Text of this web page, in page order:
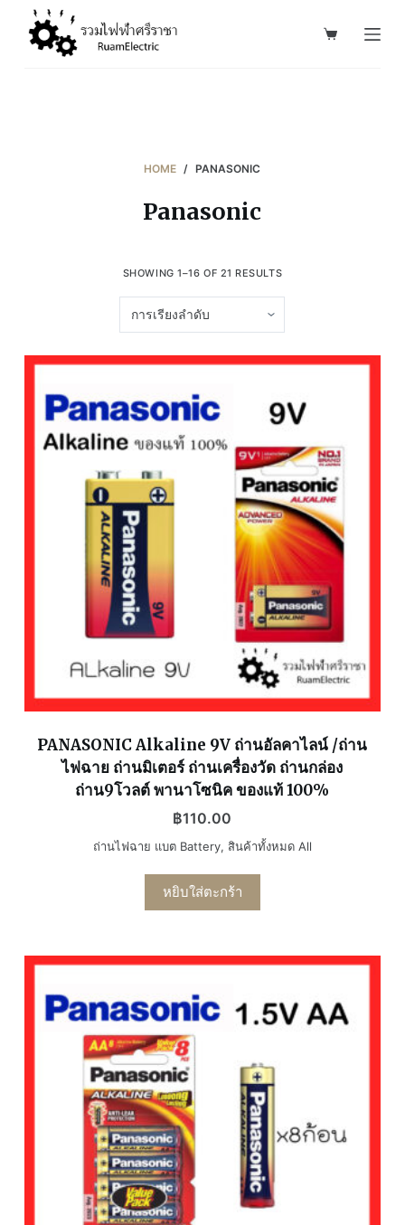
HOME / PANASONIC
Panasonic
SHOWING 1–16 OF 21 RESULTS
PANASONIC Alkaline 9V ถ่านอัลคาไลน์ /ถ่าน
ไฟฉาย ถ่านมิเตอร์ ถ่านเครื่องวัด ถ่านกล่อง
ถ่าน9โวลต์ พานาโซนิค ของแท้ 100%
฿110.00
ถ่านไฟฉาย แบต Battery, สินค้าทั้งหมด All
หยิบใส่ตะกร้า